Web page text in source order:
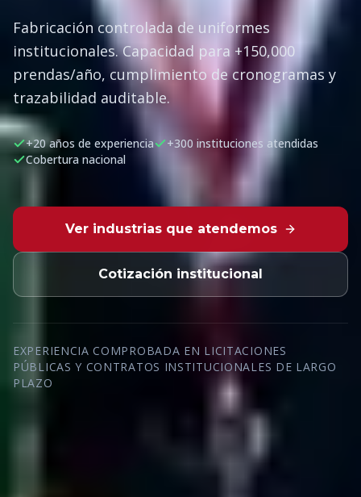
Fabricación controlada de uniformes
institucionales. Capacidad para +150,000
prendas/año, cumplimiento de cronogramas y
trazabilidad auditable.
+20 años de experiencia
+300 instituciones atendidas
Cobertura nacional
Ver industrias que atendemos
Cotización institucional
EXPERIENCIA COMPROBADA EN LICITACIONES
PÚBLICAS Y CONTRATOS INSTITUCIONALES DE LARGO
PLAZO